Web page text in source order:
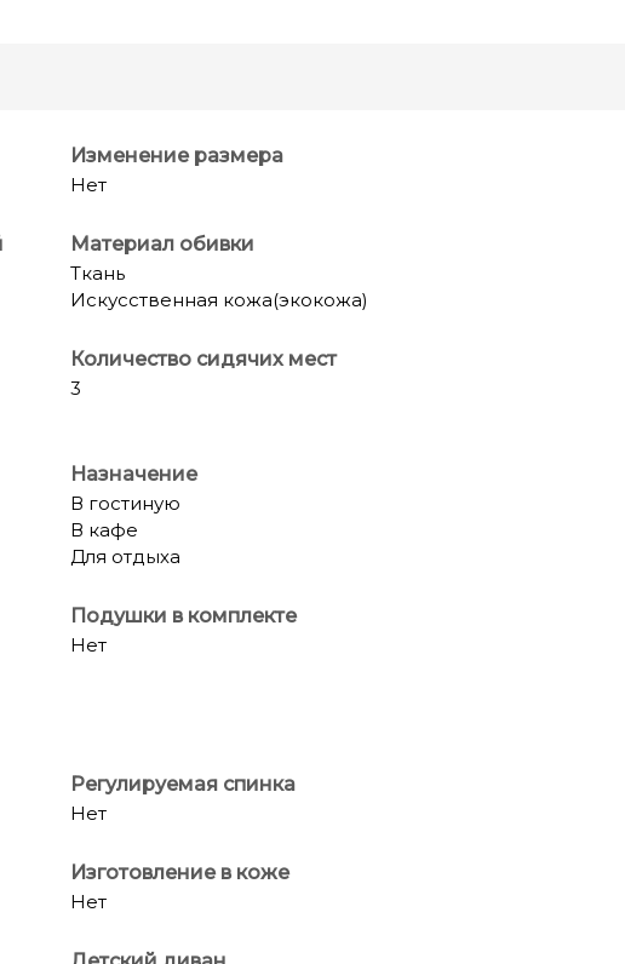
Изменение размера
Нет
Материал обивки
Ткань
Искусственная кожа(экокожа)
Количество сидячих мест
3
Назначение
В гостиную
В кафе
Для отдыха
Подушки в комплекте
Нет
Регулируемая спинка
Нет
Изготовление в коже
Нет